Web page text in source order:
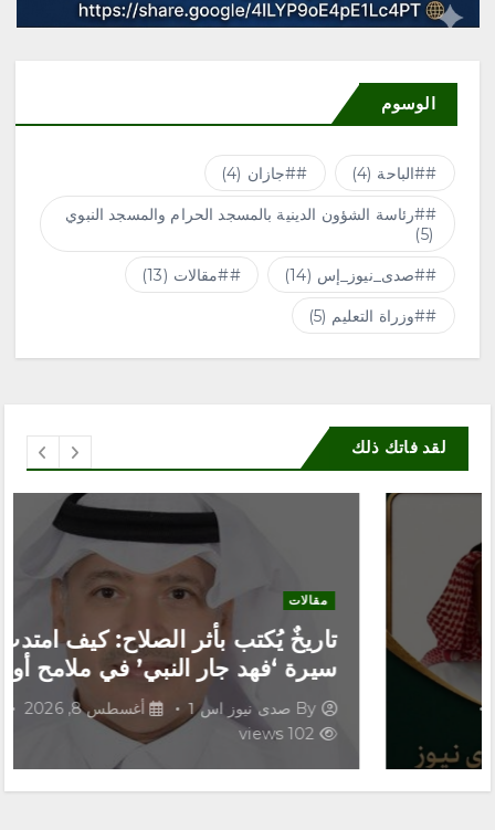
الوسوم
#الباحة (4) #جازان (4)
#رئاسة الشؤون الدينية بالمسجد الحرام والمسجد النبوي
(5)
#صدى_نيوز_إس (14) #مقالات (13)
#وزراة التعليم (5)
لقد فاتك ذلك
مقالات
تاريخٌ يُكتب بأثر الصلاح: كيف امتدت
سيرة ‘فهد جار النبي’ في ملامح أولاده؟
صدى نيوز اس 1
أغسطس 8, 2026